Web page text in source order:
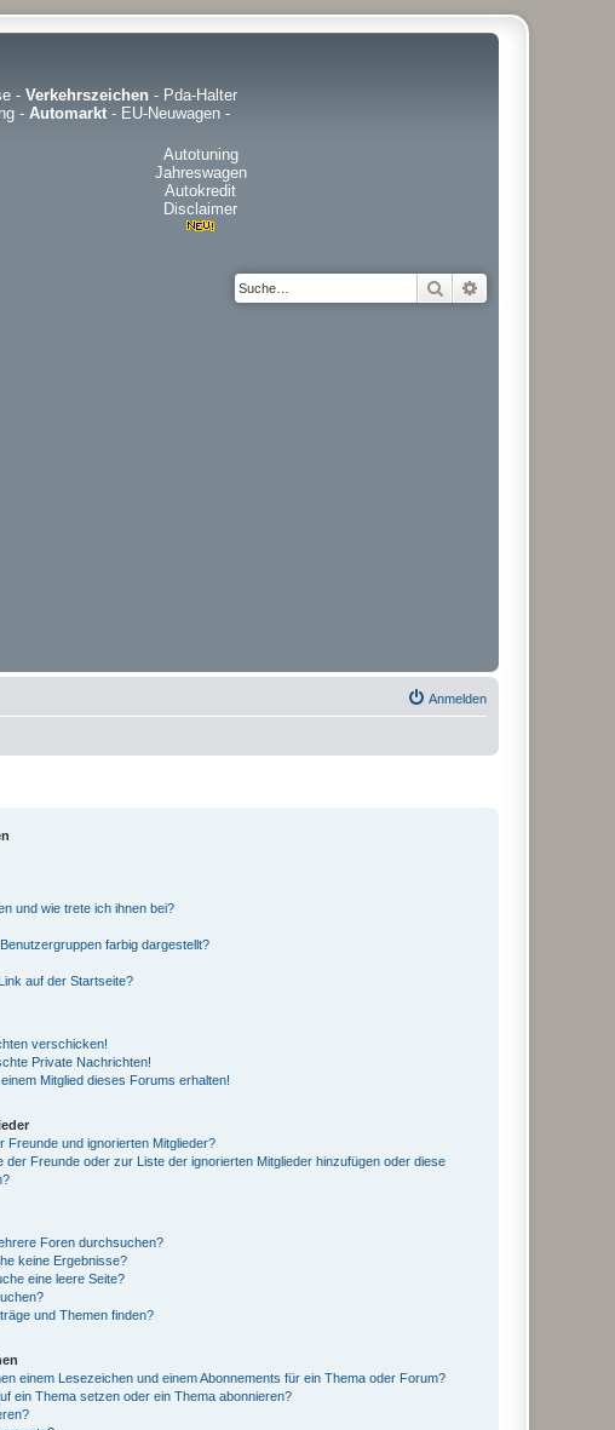
- Verkehrszeichen- Pda-Halter
- Automarkt - EU-Neuwagen -
Autotuning
Jahreswagen
Autokredit
Disclaimer
Suche
Anmelden
und wie trete ich ihnen bei?
farbig dargestellt?
auf der Startseite?
verschicken!
Private Nachrichten!
Mitglied dieses Forums erhalten!
Freunde und ignorierten Mitglieder?
der Freunde oder zur Liste der ignorierten Mitglieder hinzufügen oder diese
Foren durchsuchen?
keine Ergebnisse?
eine leere Seite?
und Themen finden?
einem Lesezeichen und einem Abonnements für ein Thema oder Forum?
ein Thema setzen oder ein Thema abonnieren?